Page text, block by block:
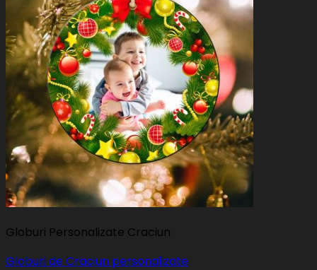
Globuri Personalizate Craciun
Globuri de Craciun personalizate